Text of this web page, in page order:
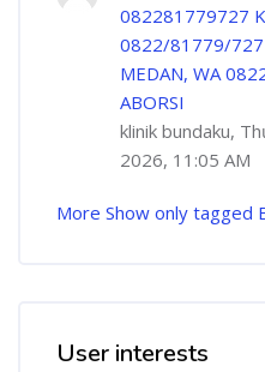
082281779727
0822/81779/727
MEDAN, WA
ABORSI
klinik bundaku,
2026, 11:05 AM
More Show only tagged
User interests